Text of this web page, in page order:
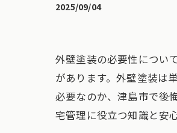
2025/09/04
外壁塗装の必要性につい
があります。外壁塗装は
必要なのか、津島市で後
宅管理に役立つ知識と安